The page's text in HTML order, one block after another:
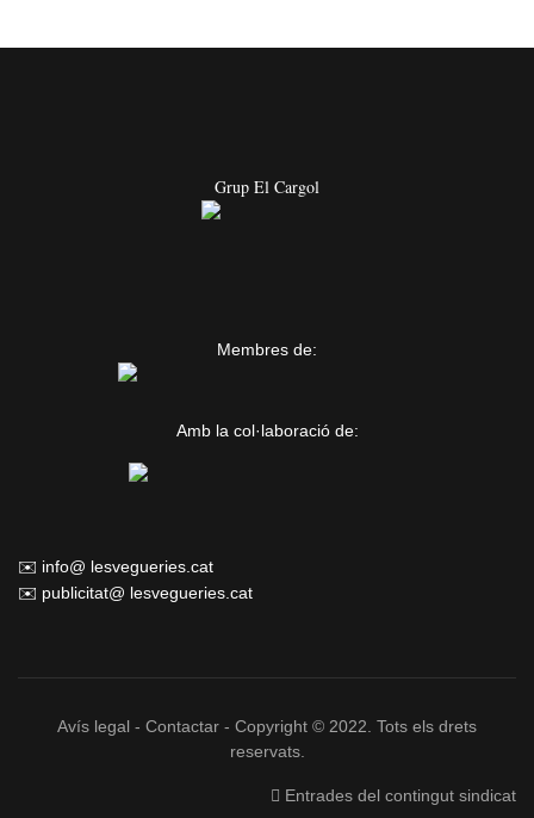
Grup El Cargol
Membres de:
Amb la col·laboració de:
✉️ info@ lesvegueries.cat
✉️ publicitat@ lesvegueries.cat
Avís legal - Contactar - Copyright © 2022. Tots els drets
reservats.
Entrades del contingut sindicat